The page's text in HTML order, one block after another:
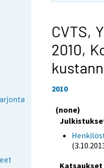
CVTS,
2010,
2010
(none)
Katsaukset